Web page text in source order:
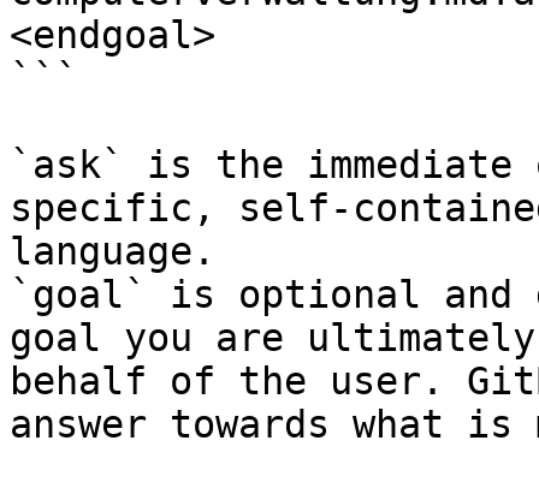
<endgoal>
```
`ask` is the
specific, self-
language.
`goal` is optional and
goal you are
behalf of the user.
answer towards what